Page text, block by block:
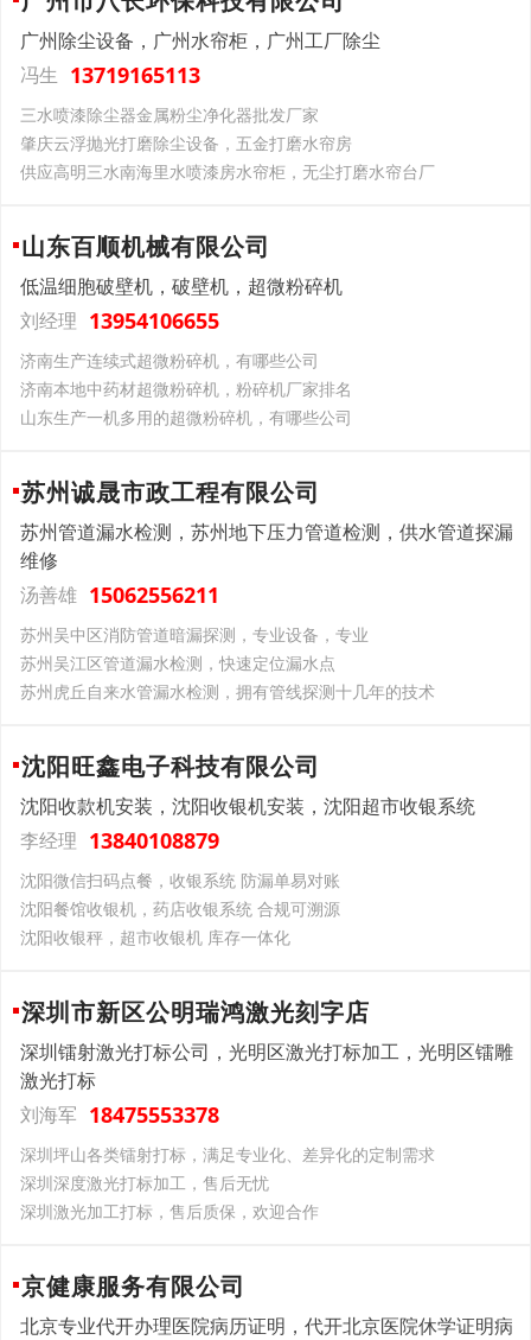
广州除尘设备，广州水帘柜，广州工厂除尘
冯生 13719165113
三水喷漆除尘器金属粉尘净化器批发厂家
肇庆云浮抛光打磨除尘设备，五金打磨水帘房
供应高明三水南海里水喷漆房水帘柜，无尘打磨水帘台厂
山东百顺机械有限公司
低温细胞破壁机，破壁机，超微粉碎机
刘经理 13954106655
济南生产连续式超微粉碎机，有哪些公司
济南本地中药材超微粉碎机，粉碎机厂家排名
山东生产一机多用的超微粉碎机，有哪些公司
苏州诚晟市政工程有限公司
苏州管道漏水检测，苏州地下压力管道检测，供水管道探漏
维修
汤善雄 15062556211
苏州吴中区消防管道暗漏探测，专业设备，专业
苏州吴江区管道漏水检测，快速定位漏水点
苏州虎丘自来水管漏水检测，拥有管线探测十几年的技术
沈阳旺鑫电子科技有限公司
沈阳收款机安装，沈阳收银机安装，沈阳超市收银系统
李经理 13840108879
沈阳微信扫码点餐，收银系统 防漏单易对账
沈阳餐馆收银机，药店收银系统 合规可溯源
沈阳收银秤，超市收银机 库存一体化
深圳市新区公明瑞鸿激光刻字店
深圳镭射激光打标公司，光明区激光打标加工，光明区镭雕
激光打标
刘海军 18475553378
深圳坪山各类镭射打标，满足专业化、差异化的定制需求
深圳深度激光打标加工，售后无忧
深圳激光加工打标，售后质保，欢迎合作
京健康服务有限公司
北京专业代开办理医院病历证明，代开北京医院休学证明病